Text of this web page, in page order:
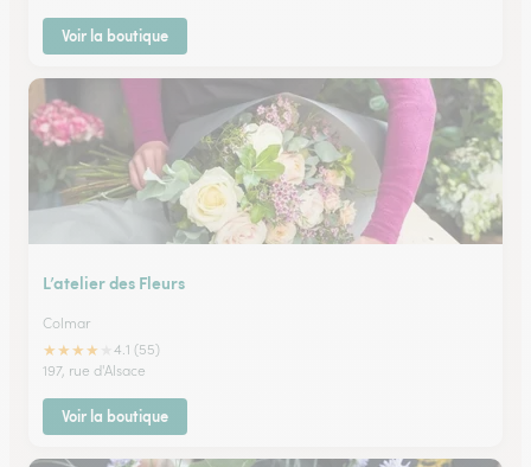
Voir la boutique
L’atelier des Fleurs
Colmar
★★★★
4.1 (55)
197, rue d'Alsace
Voir la boutique